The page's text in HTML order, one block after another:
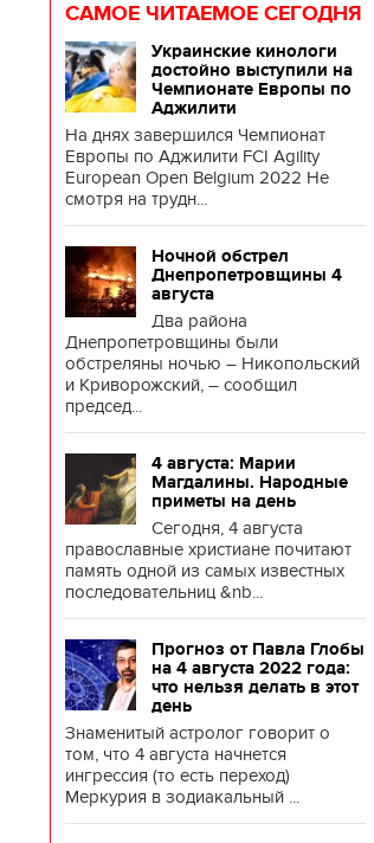
САМОЕ ЧИТАЕМОЕ СЕГОДНЯ
Украинские кинологи
достойно выступили на
Чемпионате Европы по
Аджилити
На днях завершился Чемпионат
Европы по Аджилити FCI Agility
European Open Belgium 2022 Не
смотря на трудн...
Ночной обстрел
Днепропетровщины 4
августа
Два района
Днепропетровщины были
обстреляны ночью – Никопольский
и Криворожский, – сообщил
председ...
4 августа: Марии
Магдалины. Народные
приметы на день
Сегодня, 4 августа
православные христиане почитают
память одной из самых известных
последовательниц &nb...
Прогноз от Павла Глобы
на 4 августа 2022 года:
что нельзя делать в этот
день
Знаменитый астролог говорит о
том, что 4 августа начнется
ингрессия (то есть переход)
Меркурия в зодиакальный ...